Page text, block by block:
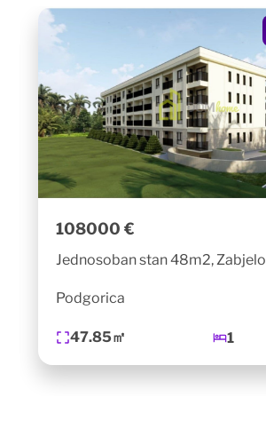
108000 €
Jednosoban stan 48m2, Zabjelo
Podgorica
47.85㎡ 1